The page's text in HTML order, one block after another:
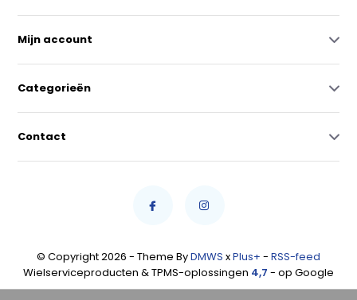
Mijn account
Categorieën
Contact
© Copyright 2026 - Theme ByDMWS xPlus+ - RSS-feed
Wielserviceproducten & TPMS-oplossingen 4,7 - op Google